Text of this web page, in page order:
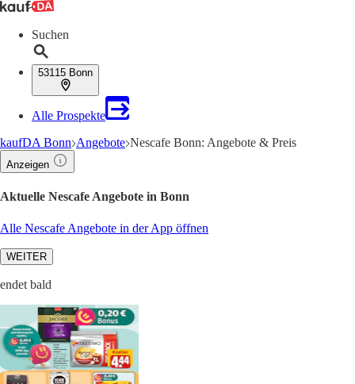
Suchen
53115 Bonn
Alle Prospekte
kaufDA Bonn Angebote Nescafe Bonn: Angebote & Preis
Anzeigen
Aktuelle Nescafe Angebote in Bonn
Alle Nescafe Angebote in der App öffnen
WEITER
endet bald